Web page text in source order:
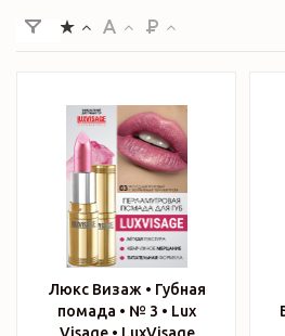
Люкс Визаж • Губная
помада • № 3 • Lux